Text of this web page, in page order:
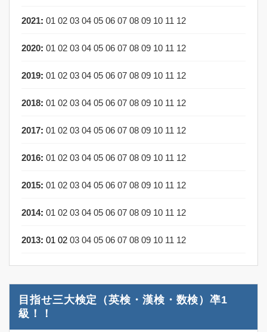
2021: 01 02 03 04 05 06 07 08 09 10 11 12
2020: 01 02 03 04 05 06 07 08 09 10 11 12
2019: 01 02 03 04 05 06 07 08 09 10 11 12
2018: 01 02 03 04 05 06 07 08 09 10 11 12
2017: 01 02 03 04 05 06 07 08 09 10 11 12
2016: 01 02 03 04 05 06 07 08 09 10 11 12
2015: 01 02 03 04 05 06 07 08 09 10 11 12
2014: 01 02 03 04 05 06 07 08 09 10 11 12
2013: 01 02 03 04 05 06 07 08 09 10 11 12
目指せ三大検定（英検・漢検・数検）凖1
級！！